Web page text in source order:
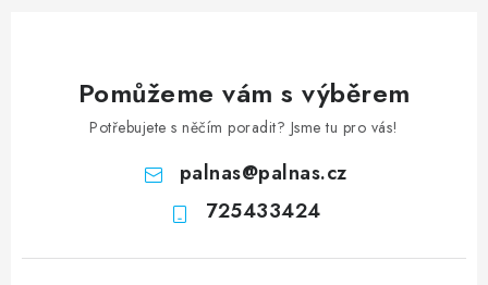
Pomůžeme vám s výběrem
Potřebujete s něčím poradit? Jsme tu pro vás!
palnas@palnas.cz
725433424